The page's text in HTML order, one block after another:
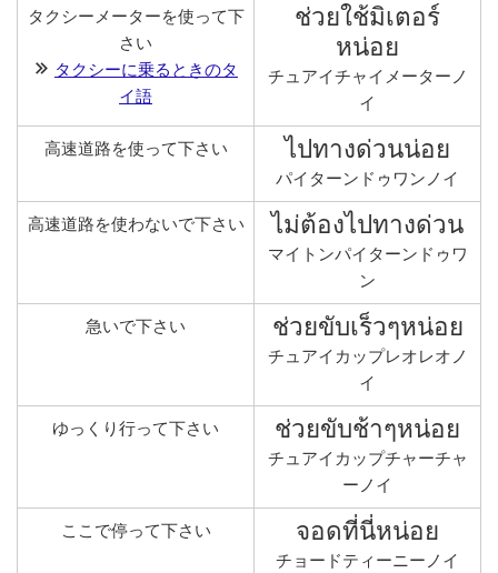
タクシーメーターを使って下
さい
タクシーに乗るときのタ
イ語
ช่วยใช้มิเตอร์
หน่อย
チュアイチャイメーターノ
イ
高速道路を使って下さい ไปทางด่วนน่อย
パイターンドゥワンノイ
高速道路を使わないで下さい ไม่ต้องไปทางด่วน
マイトンパイターンドゥワ
ン
急いで下さい ช่วยขับเร็วๆหน่อย
チュアイカップレオレオノ
イ
ゆっくり行って下さい ช่วยขับช้าๆหน่อย
チュアイカップチャーチャ
ーノイ
ここで停って下さい จอดที่นี่หน่อย
チョードティーニーノイ